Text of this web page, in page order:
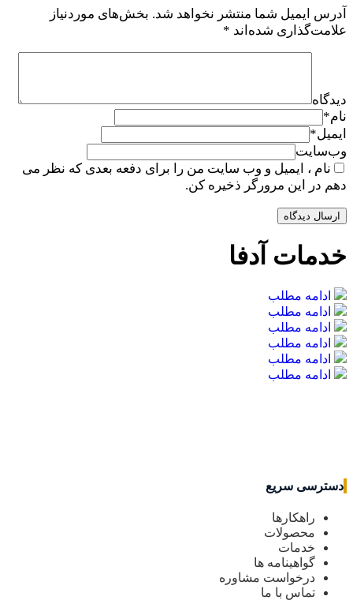
آدرس ایمیل شما منتشر نخواهد شد. بخش‌های موردنیاز
علامت‌گذاری شده‌اند *
دیدگاه
نام*
ایمیل*
وب‌سایت
نام ، ایمیل و وب سایت من را برای دفعه بعدی که نظر می
دهم در این مرورگر ذخیره کن.
خدمات آدفا
ادامه مطلب
ادامه مطلب
ادامه مطلب
ادامه مطلب
ادامه مطلب
ادامه مطلب
دسترسی سریع
راهکارها
محصولات
خدمات
گواهینامه ها
درخواست مشاوره
تماس با ما